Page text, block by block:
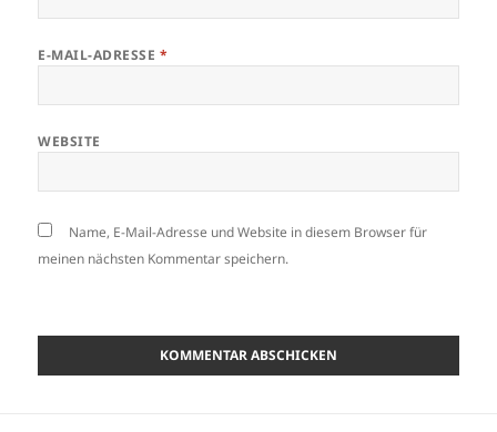
E-MAIL-ADRESSE *
WEBSITE
Name, E-Mail-Adresse und Website in diesem Browser für
meinen nächsten Kommentar speichern.